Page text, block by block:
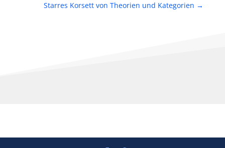
Starres Korsett von Theorien und Kategorien →